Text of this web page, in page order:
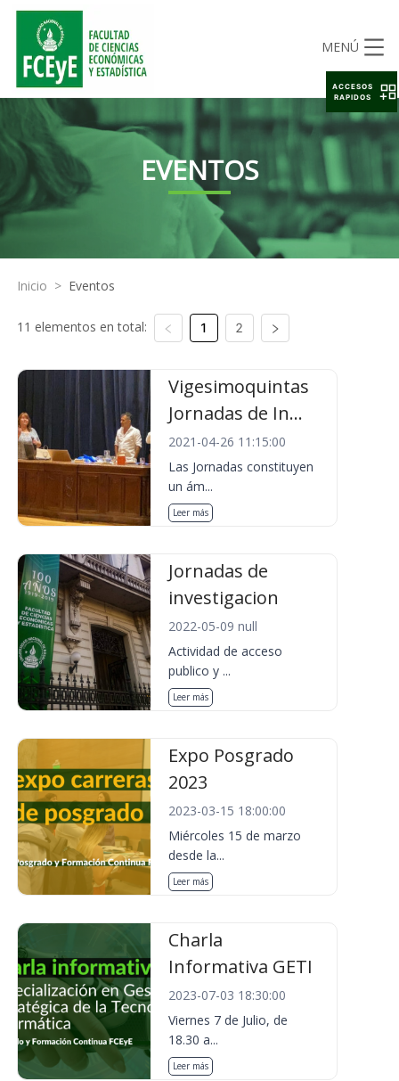
MENÚ
EVENTOS
Inicio > Eventos
11 elementos en total: 1 2
Vigesimoquintas
Jornadas de In...
2021-04-26 11:15:00
Las Jornadas constituyen
un ám...
Leer más
Jornadas de
investigacion
2022-05-09 null
Actividad de acceso
publico y ...
Leer más
Expo Posgrado
2023
2023-03-15 18:00:00
Miércoles 15 de marzo
desde la...
Leer más
Charla
Informativa GETI
2023-07-03 18:30:00
Viernes 7 de Julio, de
18.30 a...
Leer más
ACCESOS
RAPIDOS